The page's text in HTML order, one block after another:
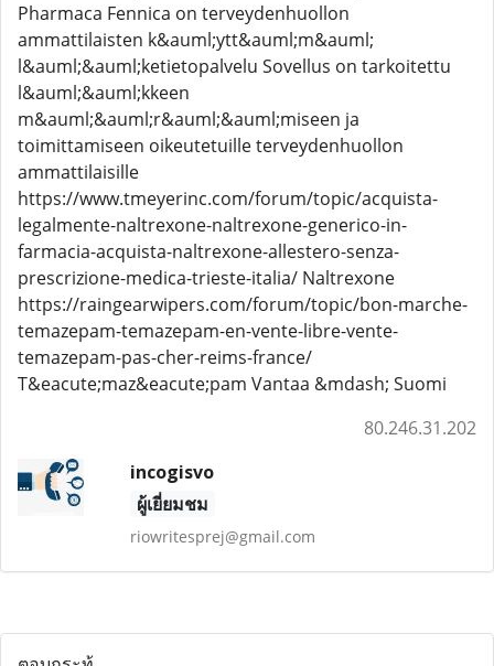
Pharmaca Fennica on terveydenhuollon
ammattilaisten k&auml;ytt&auml;m&auml;
l&auml;&auml;ketietopalvelu Sovellus on tarkoitettu
l&auml;&auml;kkeen
m&auml;&auml;r&auml;&auml;miseen ja
toimittamiseen oikeutetuille terveydenhuollon
ammattilaisille
https://www.tmeyerinc.com/forum/topic/acquista-
legalmente-naltrexone-naltrexone-generico-in-
farmacia-acquista-naltrexone-allestero-senza-
prescrizione-medica-trieste-italia/ Naltrexone
https://raingearwipers.com/forum/topic/bon-marche-
temazepam-temazepam-en-vente-libre-vente-
temazepam-pas-cher-reims-france/
T&eacute;maz&eacute;pam Vantaa &mdash; Suomi
80.246.31.202
incogisvo
ผู้เยี่ยมชม
riowritesprej@gmail.com